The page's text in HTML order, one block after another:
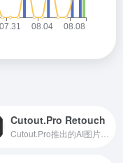
Cutout.Pro Retouch